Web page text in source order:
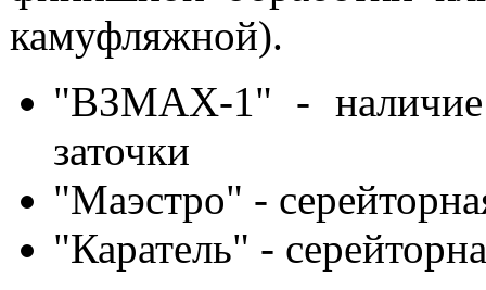
камуфляжной).
"ВЗМАХ-1" - наличие
заточки
"Маэстро" -
"Каратель" -